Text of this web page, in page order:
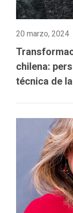
20 marzo, 2024
chilena:
técnica de